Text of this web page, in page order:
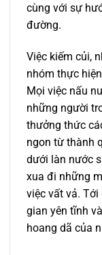
cùng với sự
đường.
Việc kiếm củi,
nhóm thực
Mọi việc nấu
những người
thưởng thức
ngon từ thành
dưới làn nước
xua đi những
việc vất vả.
gian yên tĩnh
hoang dã của